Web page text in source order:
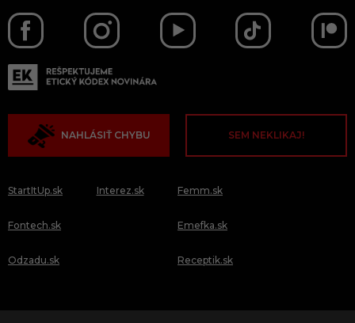
NAHLÁSIŤ CHYBU SEM NEKLIKAJ!
StartItUp.sk
Fontech.sk
Odzadu.sk
Interez.sk Femm.sk
Emefka.sk
Receptik.sk